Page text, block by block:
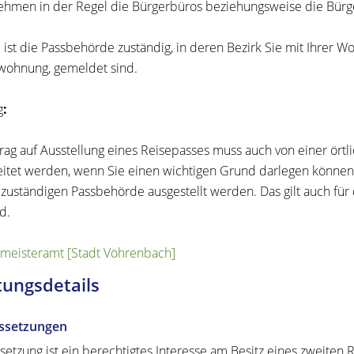
in der Regel die Bürgerbüros beziehungsweise die
ist die Passbehörde zuständig, in deren Bezirk Sie mit Ihrer
gemeldet sind.
:
auf Ausstellung eines Reisepasses muss auch von einer
werden, wenn Sie einen wichtigen Grund darlegen
Passbehörde ausgestellt werden. Das gilt auch
[Stadt Vöhrenbach]